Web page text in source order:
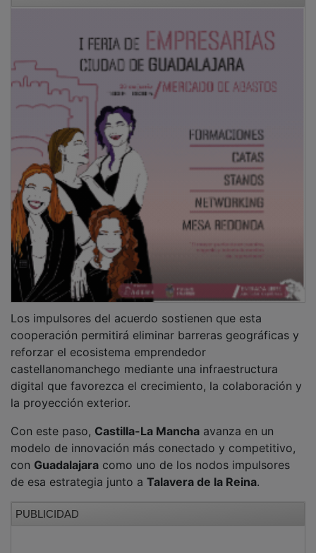
cooperación permitirá eliminar barreras geográficas y
reforzar el ecosistema emprendedor
castellanomanchego mediante una infraestructura
digital que favorezca el crecimiento, la colaboración y
la proyección exterior.
Con este paso, Castilla-La Manchaavanza en un
modelo de innovación más conectado y competitivo,
conGuadalajaracomo uno de los nodos impulsores
de esa estrategia junto a
Talavera de la Reina.
PUBLICIDAD